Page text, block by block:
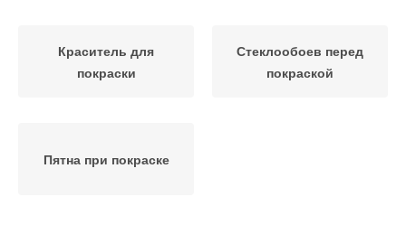
Краситель для
покраски
Стеклообоев перед
покраской
Пятна при покраске